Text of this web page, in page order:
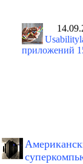
приложений